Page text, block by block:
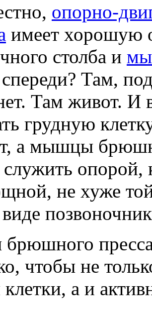
опорно-
имеет хорошую
столба и
Там,
Там живот. И
грудную
а мышцы
опорой,
не хуже
виде
чтобы не
а и